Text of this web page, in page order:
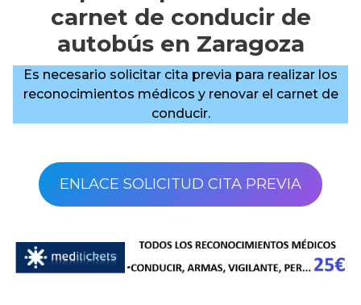
carnet de conducir de
autobús en Zaragoza
Es necesario solicitar cita previa para realizar los
reconocimientos médicos y renovar el carnet de
conducir.
ENLACE SOLICITUD CITA PREVIA